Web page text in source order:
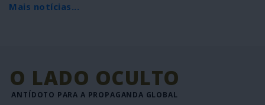
Mais notícias...
O LADO OCULTO
ANTÍDOTO PARA A PROPAGANDA GLOBAL